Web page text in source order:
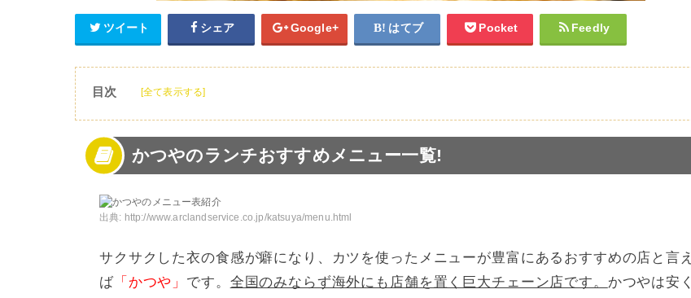
ツイート シェア Google+ はてブ Pocket Feedly
目次 [全て表示する]
3 かつやのランチ限定おすすめセットメニューと値段
4 かつやのランチで人気な定食メニューと値段
5 かつやのクーポンはランチでも使える?
6 かつやのランチ定食の食べ方色々
かつやのランチおすすめメニュー一覧!
出典: http://www.arclandservice.co.jp/katsuya/menu.html
サクサクした衣の食感が癖になり、カツを使ったメニューが豊富にあるおすすめの店と言え
ば「かつや」 です。 全国のみならず海外にも店舗を置く巨大チェーン店です。 かつやは安く